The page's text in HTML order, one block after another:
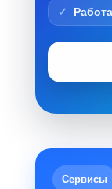
Сервисы